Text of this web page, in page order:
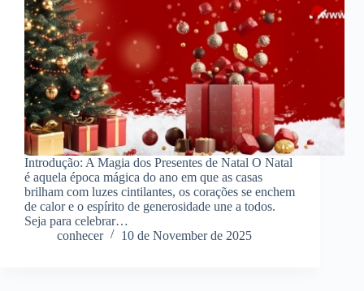
Introdução: A Magia dos Presentes de Natal O Natal
é aquela época mágica do ano em que as casas
brilham com luzes cintilantes, os corações se enchem
de calor e o espírito de generosidade une a todos.
Seja para celebrar…
conhecer
10 de November de 2025